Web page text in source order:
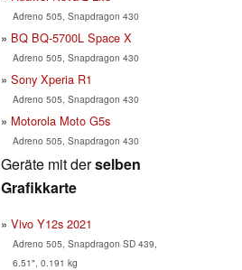
Adreno 505, Snapdragon 430
BQ BQ-5700L Space X
Adreno 505, Snapdragon 430
Sony Xperia R1
Adreno 505, Snapdragon 430
Motorola Moto G5s
Adreno 505, Snapdragon 430
Geräte mit derselben
Grafikkarte
Vivo Y12s 2021
Adreno 505, Snapdragon SD 439,
6.51", 0.191 kg